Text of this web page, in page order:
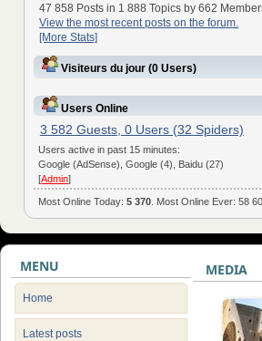
47 858 Posts in 1 888 Topics by 662
View the most recent posts on the forum.
[More Stats]
Visiteurs du jour (0 Users)
Users Online
3 582 Guests, 0 Users (32 Spiders)
Users active in past 15 minutes:
Google (AdSense), Google (4), Baidu (27)
[Admin]
Most Online Today:5 370 . Most Online Ever: 58
MENU
Home
Latest posts
MEDIA